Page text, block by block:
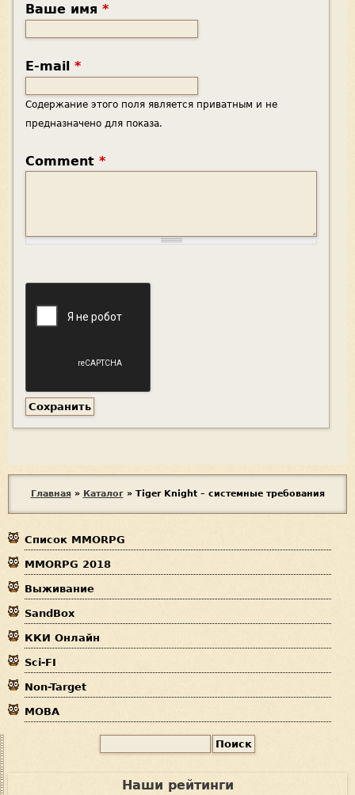
Ваше имя *
E-mail *
Содержание этого поля является приватным и не
предназначено для показа.
Comment *
ы
з
д
е
с
ь
Главная » Каталог » Tiger Knight – системные требования
Список MMORPG
MMORPG 2018
Выживание
SandBox
ККИ Онлайн
Sci-FI
Non-Target
MOBA
Наши рейтинги